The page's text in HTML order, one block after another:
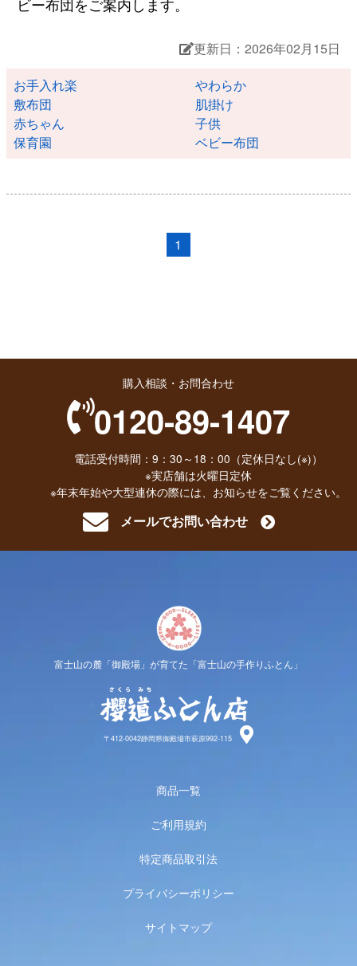
更新日：2026年02月15日
お手入れ楽
やわらか
敷布団
肌掛け
赤ちゃん
子供
保育園
ベビー布団
1
購入相談・お問合わせ
0120-89-1407
電話受付時間：9：30～18：00（定休日なし(※)）
※実店舗は火曜日定休
※年末年始や大型連休の際には、お知らせをご覧ください。
メールでお問い合わせ
富士山の麓「御殿場」が育てた「富士山の手作りふとん」
〒412-0042静岡県御殿場市萩原992-115
商品一覧
ご利用規約
特定商品取引法
プライバシーポリシー
サイトマップ